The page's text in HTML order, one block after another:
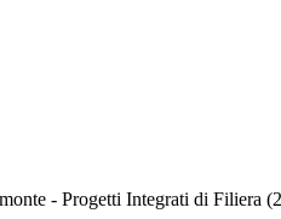
- Progetti Integrati di Filiera